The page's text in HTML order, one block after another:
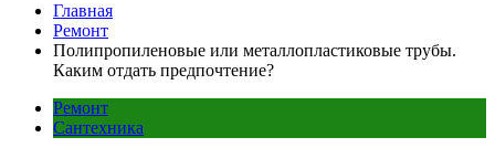
Главная
Ремонт
Полипропиленовые или металлопластиковые трубы.
Каким отдать предпочтение?
Ремонт
Сантехника